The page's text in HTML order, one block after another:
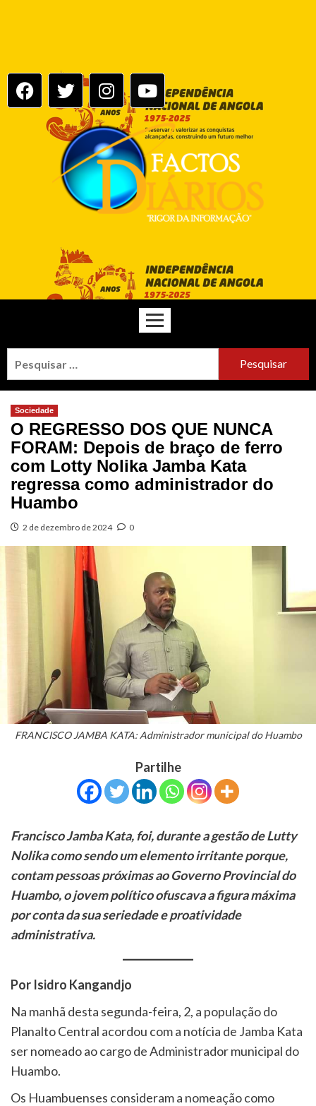
Sociedade
O REGRESSO DOS QUE NUNCA
FORAM: Depois de braço de ferro
com Lotty Nolika Jamba Kata
regressa como administrador do
Huambo
2 de dezembro de 2024 0
FRANCISCO JAMBA KATA: Administrador municipal do Huambo
Partilhe
Francisco Jamba Kata, foi, durante a gestão de Lutty
Nolika como sendo um elemento irritante porque,
contam pessoas próximas ao Governo Provincial do
Huambo, o jovem político ofuscava a figura máxima
por conta da sua seriedade e proatividade
administrativa.
Por Isidro Kangandjo
Na manhã desta segunda-feira, 2, a população do
Planalto Central acordou com a notícia de Jamba Kata
ser nomeado ao cargo de Administrador municipal do
Huambo.
Os Huambuenses consideram a nomeação como